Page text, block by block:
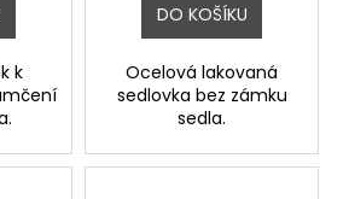
k
DO KOŠÍKU
Ocelová lakovaná
sedlovka bez zámku
sedla.